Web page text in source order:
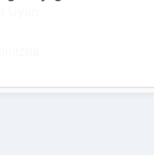
aydınlat!